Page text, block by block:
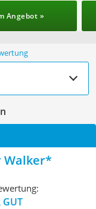
Angebot »
Walker
GUT